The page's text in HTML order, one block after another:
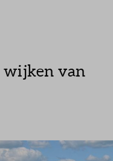
wijken van